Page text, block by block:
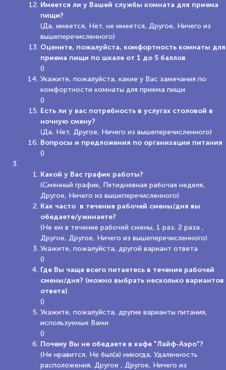
Имеется ли у Вашей службы комната для приема
пищи?
(Да, имеется, Нет, не имеется, Другое, Ничего из
вышеперечисленного)
Оцените, пожалуйста, комфортность комнаты для
приема пищи по шкале от 1 до 5 баллов
()
Укажите, пожалуйста, какие у Вас замечания по
комфортности комнаты для приема пищи
()
Есть ли у вас потребность в услугах столовой в
ночную смену?
(Да, Нет, Другое, Ничего из вышеперечисленного)
Вопросы и предложения по организации питания
()
Какой у Вас график работы?
(Сменный график, Пятидневная рабочая неделя,
Другое, Ничего из вышеперечисленного)
Как часто в течение рабочей смены/дня вы
обедаете/ужинаете?
(Не ем в течение рабочей смены, 1 раз, 2 раза ,
Другое, Другое, Ничего из вышеперечисленного)
Укажите, пожалуйста, другой вариант ответа
()
Где Вы чаще всего питаетесь в течение рабочей
смены/дня? (можно выбрать несколько вариантов
ответа)
()
Укажите, пожалуйста, другие варианты питания,
используемые Вами
()
Почему Вы не обедаете в кафе "Лайф-Аэро"?
(Не нравится, Не был(а) никогда, Удаленность
расположения, Другое , Другое, Ничего из